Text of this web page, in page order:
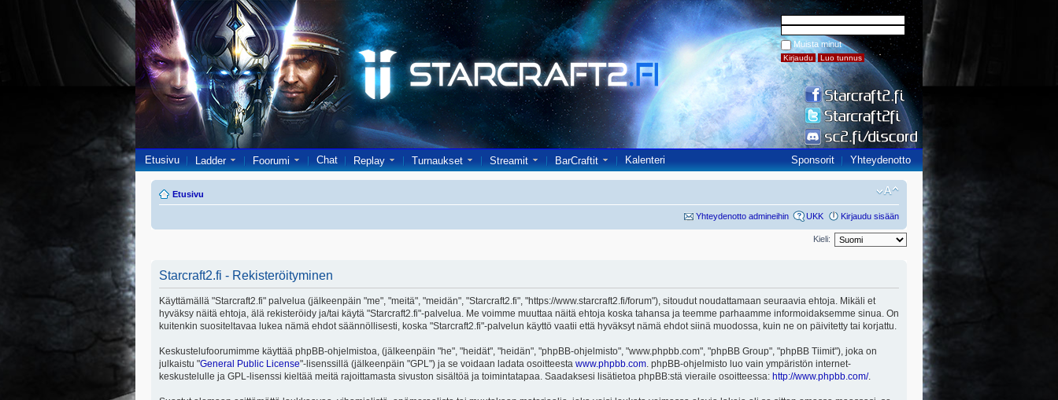
Muista minut
Etusivu Ladder Foorumi Chat Replay Turnaukset Streamit BarCraftit Kalenteri Sponsorit Yhteydenotto
Etusivu
Yhteydenotto admineihin UKK Kirjaudu sisään
Kieli:
Starcraft2.fi - Rekisteröityminen
Käyttämällä "Starcraft2.fi" palvelua (jälkeenpäin "me", "meitä", "meidän", "Starcraft2.fi", "https://www.starcraft2.fi/forum"), sitoudut noudattamaan seuraavia ehtoja. Mikäli et
hyväksy näitä ehtoja, älä rekisteröidy ja/tai käytä "Starcraft2.fi"-palvelua. Me voimme muuttaa näitä ehtoja koska tahansa ja teemme parhaamme informoidaksemme sinua. On
kuitenkin suositeltavaa lukea nämä ehdot säännöllisesti, koska "Starcraft2.fi"-palvelun käyttö vaatii että hyväksyt nämä ehdot siinä muodossa, kuin ne on päivitetty tai korjattu.
Keskustelufoorumimme käyttää phpBB-ohjelmistoa, (jälkeenpäin "he", "heidät", "heidän", "phpBB-ohjelmisto", "www.phpbb.com", "phpBB Group", "phpBB Tiimit"), joka on
julkaistu "General Public License"-lisenssillä (jälkeenpäin "GPL") ja se voidaan ladata osoitteesta www.phpbb.com . phpBB-ohjelmisto luo vain ympäristön internet-
keskustelulle ja GPL-lisenssi kieltää meitä rajoittamasta sivuston sisältöä ja toimintatapaa. Saadaksesi lisätietoa phpBB:stä vieraile osoitteessa: http://www.phpbb.com/.